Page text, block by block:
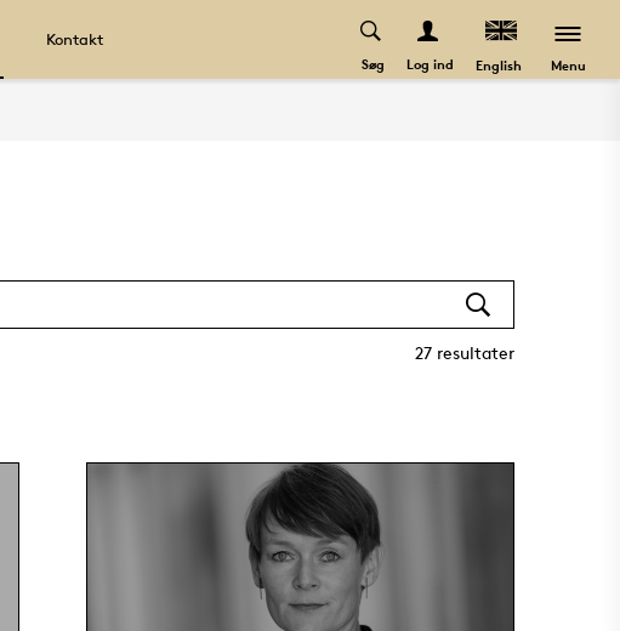
Kontakt
Søg Log ind English Menu
27 resultater